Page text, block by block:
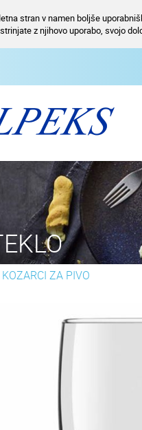
stran v namen boljše
z njihovo uporabo, svojo
KOZARCI ZA PIVO